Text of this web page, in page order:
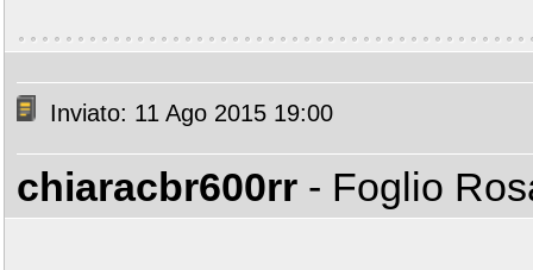
Inviato: 11 Ago 2015 19:00
chiaracbr600rr - Foglio